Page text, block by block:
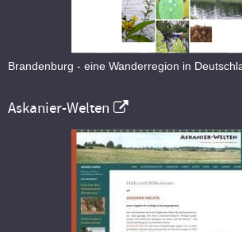
Brandenburg - eine Wanderregion in
Askanier-Welten